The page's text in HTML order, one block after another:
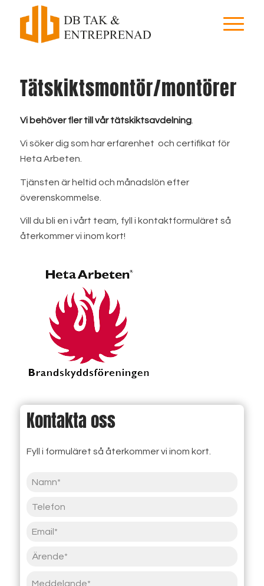
Tätskiktsmontör/montörer
Vi behöver fler till vår tätskiktsavdelning.
Vi söker dig som har erfarenhet och certifikat för
Heta Arbeten.
Tjänsten är heltid och månadslön efter
överenskommelse.
Vill du bli en i vårt team, fyll i kontaktformuläret så
återkommer vi inom kort!
Kontakta oss
Fyll i formuläret så återkommer vi inom kort.